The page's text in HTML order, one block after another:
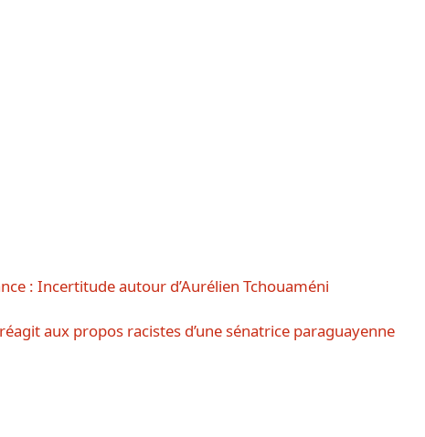
: Incertitude autour d’Aurélien Tchouaméni
aux propos racistes d’une sénatrice paraguayenne